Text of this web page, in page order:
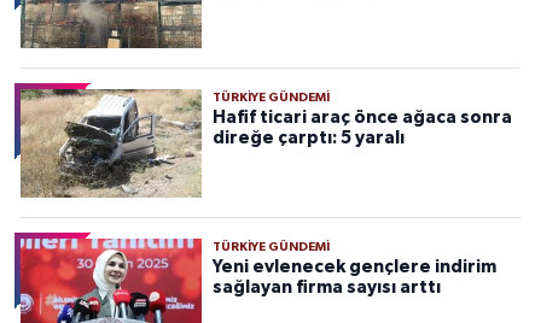
TÜRKIYE GÜNDEMI
Hafif ticari araç önce ağaca sonra
direğe çarptı: 5 yaralı
TÜRKIYE GÜNDEMI
Yeni evlenecek gençlere indirim
sağlayan firma sayısı arttı